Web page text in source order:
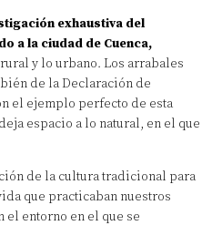
exhaustiva del
a la ciudad de Cuenca,
y lo urbano. Los arrabales
de la Declaración de
el ejemplo perfecto de esta
espacio a lo natural, en el que
de la cultura tradicional para
que practicaban nuestros
el entorno en el que se